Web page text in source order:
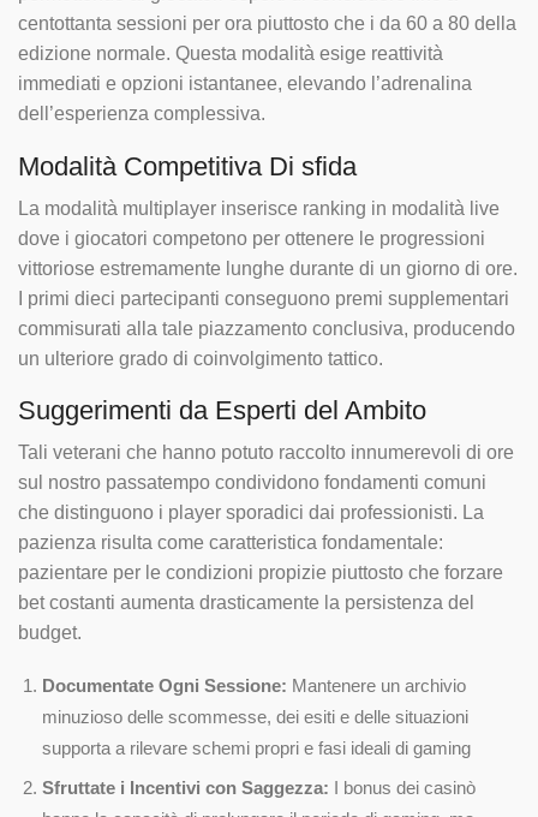
centottanta sessioni per ora piuttosto che i da 60 a 80 della
edizione normale. Questa modalità esige reattività
immediati e opzioni istantanee, elevando l’adrenalina
dell’esperienza complessiva.
Modalità Competitiva Di sfida
La modalità multiplayer inserisce ranking in modalità live
dove i giocatori competono per ottenere le progressioni
vittoriose estremamente lunghe durante di un giorno di ore.
I primi dieci partecipanti conseguono premi supplementari
commisurati alla tale piazzamento conclusiva, producendo
un ulteriore grado di coinvolgimento tattico.
Suggerimenti da Esperti del Ambito
Tali veterani che hanno potuto raccolto innumerevoli di ore
sul nostro passatempo condividono fondamenti comuni
che distinguono i player sporadici dai professionisti. La
pazienza risulta come caratteristica fondamentale:
pazientare per le condizioni propizie piuttosto che forzare
bet costanti aumenta drasticamente la persistenza del
budget.
Documentate Ogni Sessione: Mantenere un archivio
minuzioso delle scommesse, dei esiti e delle situazioni
supporta a rilevare schemi propri e fasi ideali di gaming
Sfruttate i Incentivi con Saggezza: I bonus dei casinò